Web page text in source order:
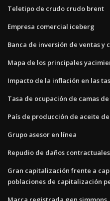
Teletipo de crudo crudo brent
Empresa comercial iceberg
Banca de inversión de ventas y
Mapa de los principales
Impacto de la inflación en las
Tasa de ocupación de camas
País de producción de aceite
Grupo asesor en línea
Repudio de daños contractuales
Gran capitalización frente a
poblaciones de capitalización